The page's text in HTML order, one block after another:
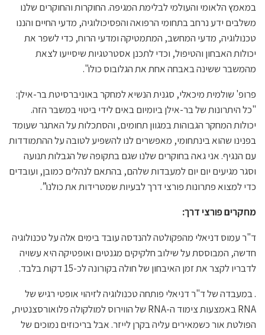
במאמץ הלאומי והעולמי לבלימת המגיפה. החוקרות והחוקרים שלנו
משלבים ידע נרחב בתחומי הרפואה והפסיכולוגיה, מדעי החיים והננו
טכנולוגיה, מדעי המחשב, המתמטיקה ומדעי הרוח, כדי לשפר את
יכולות האבחון והטיפול, וכדי לתכנן אסטרטגיות שיסייעו לצאת
מהמשבר ששינה באבחה אחת את הגלובוס כולו".
פרופ' שולמית מיכאלי, סגנית הנשיא למחקר באוניברסיטת בר-אילן:
"כל היתרונות של בר-אילן ביומיום באים לידי ביטוי במשבר הזה.
יכולות המחקר הגבוהות במגוון תחומים, והסתכלות על האתגר שעומד
בפנינו שהוא בינתחומי, מאפשרים לנו להשפיע לטובה על ההתמודדות
עם הנגיף. אני גאה בחוקרים שלנו שגם בתקופה של הגבלות תנועה
וסגר מגיעים יום יום למעבדות שלהם, בהתאם לנהלים כמובן, ועובדים
כדי למצוא פתרונות פורצי דרך לבעיות שמטרידות את כולנו”.
מחקרים פורצי דרך:
ד"ר עמוס דניאלי מהפקולטה להנדסה עובד בימים אלה על טכנולוגיה
חדשה, המבוססת על שילוב חלקיקים מגנטים ואופטיקה היא עשויה
לדבריו לקצר את זמן האיבחון של חולה בקורונה לכ-15 דקות בלבד.
. במעבדה של ד"ר דניאלי פותחה טכנולוגיה לזיהוי אופטי רגיש של
RNA באמצעות צימוד ה-RNA של הווירוס למולקולה פלואורסצנטית,
הפולטת אור כשמאירים עליה בקרן לייזר. אבל בריכוזים נמוכים של